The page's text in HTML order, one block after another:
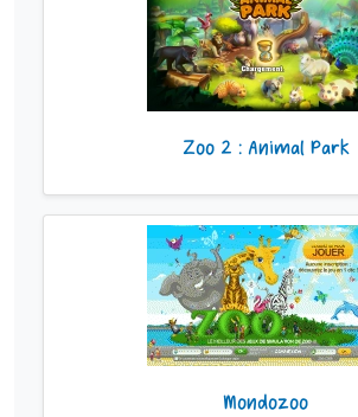
Zoo 2 : Animal Park
Mondozoo